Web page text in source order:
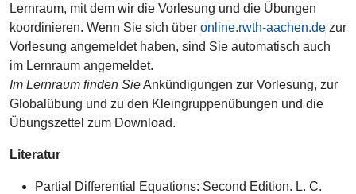
Lernraum, mit dem wir die Vorlesung und die Übungen
koordinieren. Wenn Sie sich über online.rwth-aachen.de zur
Vorlesung angemeldet haben, sind Sie automatisch auch
im Lernraum angemeldet.
Im Lernraum finden SieAnkündigungen zur Vorlesung, zur
Globalübung und zu den Kleingruppenübungen und die
Übungszettel zum Download.
Literatur
Partial Differential Equations: Second Edition. L. C.